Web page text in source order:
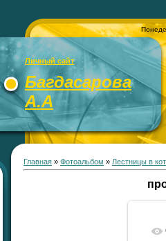
Личный сайт
Багдасарова
А.А
Главная » Фотоальбом » Лестницы в